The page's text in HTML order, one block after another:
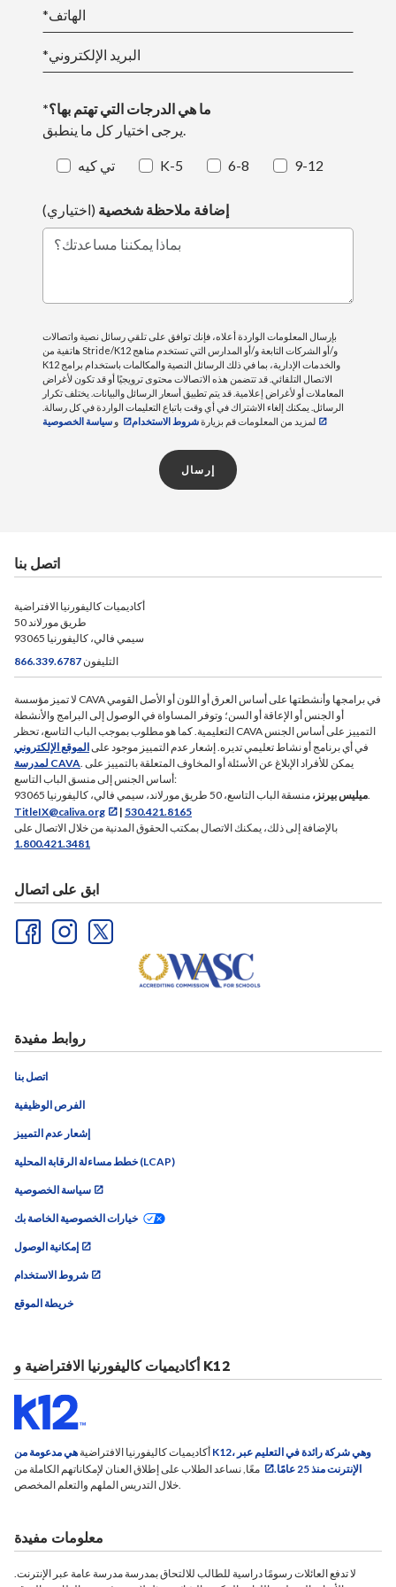
الدروس المخصصة التي تم وضع علامة "تم إتقانها/إكمالها"
عليها تتجاوز التوقعات، أو تفي بالتوقعات، أو تقل عن
التوقعات بناءً على الدروس والأنشطة المخصصة في خطة
التعلم الفردية (ILP) الفصلية للطالب. لكي يتم إتقان الدرس،
يجب على الطلاب إكمال جميع المواد داخل الدرس بدقة تبلغ
80٪ أو أعلى.
درجات حرفية في الرياضيات واللغة الإنجليزية/فنون اللغة
المادة وتشمل بشكل أساسي إكمال وتقديم الدروس
المخصصة بحلول الموعد المحدد وإكمال التقييمات
بالنسبة لطلاب المرحلة الثانوية، يتم تحديد الدرجات بناءً على
أدائهم في الواجبات التي يقدرها المعلم داخل كل مقرر
مناقشات الفصل
مسابقات
الاختبارات
المشاركة
*الهاتف
*البريد الإلكتروني
*ما هي الدرجات التي تهتم بها؟
يرجى اختيار كل ما ينطبق.
تي كيه K-5 6-8 9-12
إضافة ملاحظة شخصية (اختياري)
بماذا يمكننا مساعدتك؟
بإرسال المعلومات الواردة أعلاه، فإنك توافق على تلقي رسائل نصية واتصالات
هاتفية من Stride/K12 و/أو الشركات التابعة و/أو المدارس التي تستخدم مناهج
K12 والخدمات الإدارية، بما في ذلك الرسائل النصية والمكالمات باستخدام برامج
الاتصال التلقائي. قد تتضمن هذه الاتصالات محتوى ترويجيًا أو قد تكون لأغراض
المعاملات أو لأغراض إعلامية. قد يتم تطبيق أسعار الرسائل والبيانات. يختلف تكرار
الرسائل. يمكنك إلغاء الاشتراك في أي وقت باتباع التعليمات الواردة في كل رسالة.
لمزيد من المعلومات قم بزيارةشروط الاستخدام و سياسة الخصوصية
إرسال
اتصل بنا
أكاديميات كاليفورنيا الافتراضية
50 طريق مورلاند
سيمي فالي، كاليفورنيا 93065
التليفون866.339.6787
لا تميز مؤسسة CAVA في برامجها وأنشطتها على أساس العرق أو اللون أو الأصل القومي
أو الجنس أو الإعاقة أو السن؛ وتوفر المساواة في الوصول إلى البرامج والأنشطة
التعليمية. كما هو مطلوب بموجب الباب التاسع، تحظر CAVA التمييز على أساس الجنس
في أي برنامج أو نشاط تعليمي تديره. إشعار عدم التمييز موجود علىالموقع الإلكتروني
لمدرسة CAVA. يمكن للأفراد الإبلاغ عن الأسئلة أو المخاوف المتعلقة بالتمييز على
أساس الجنس إلى منسق الباب التاسع:
ميليس بيرنز،منسقة الباب التاسع، 50 طريق مورلاند، سيمي فالي، كاليفورنيا 93065.
TitleIX@caliva.org
| 530.421.8165
بالإضافة إلى ذلك، يمكنك الاتصال بمكتب الحقوق المدنية من خلال الاتصال على
1.800.421.3481
ابق على اتصال
روابط مفيدة
اتصل بنا
الفرص الوظيفية
إشعار عدم التمييز
خطط مساءلة الرقابة المحلية (LCAP)
سياسة الخصوصية
خيارات الخصوصية الخاصة بك
إمكانية الوصول
شروط الاستخدام
خريطة الموقع
أكاديميات كاليفورنيا الافتراضية و K12
أكاديميات كاليفورنيا الافتراضية هي مدعومة من K12، وهي شركة رائدة في التعليم عبر
الإنترنت منذ 25 عامًا.
معًا, نساعد الطلاب على إطلاق العنان لإمكاناتهم الكاملة من
خلال التدريس الملهم والتعلم المخصص.
معلومات مفيدة
لا تدفع العائلات رسومًا دراسية للطالب للالتحاق بمدرسة مدرسة عامة عبر الإنترنت.